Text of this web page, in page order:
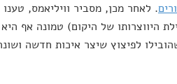
. לאחר מכן, מסביר וויליאמס, טענו
היווצרותו של היקום) טמונה אף היא
לפיצוץ שיצר איכות חדשה